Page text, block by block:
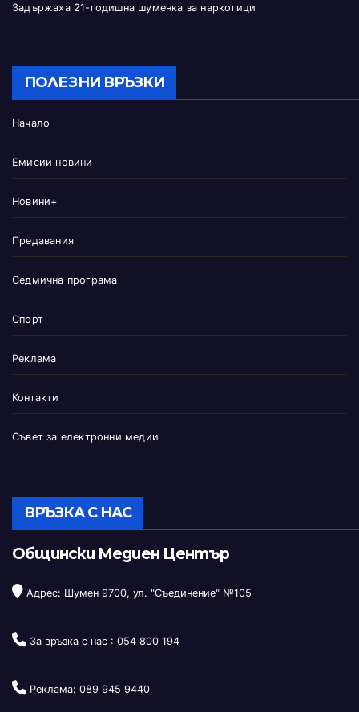
Задържаха 21-годишна шуменка за наркотици
ПОЛЕЗНИ ВРЪЗКИ
Начало
Емисии новини
Новини+
Предавания
Седмична програма
Спорт
Реклама
Контакти
Съвет за електронни медии
ВРЪЗКА С НАС
Общински Медиен Център
Адрес: Шумен 9700, ул. "Съединение" №105
За връзка с нас : 054 800 194
Реклама: 089 945 9440